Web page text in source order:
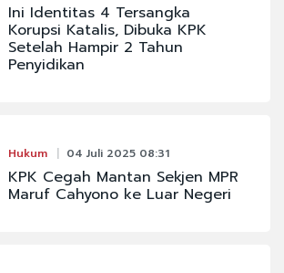
Ini Identitas 4 Tersangka
Korupsi Katalis, Dibuka KPK
Setelah Hampir 2 Tahun
Penyidikan
Hukum 04 Juli 2025 08:31
KPK Cegah Mantan Sekjen MPR
Maruf Cahyono ke Luar Negeri